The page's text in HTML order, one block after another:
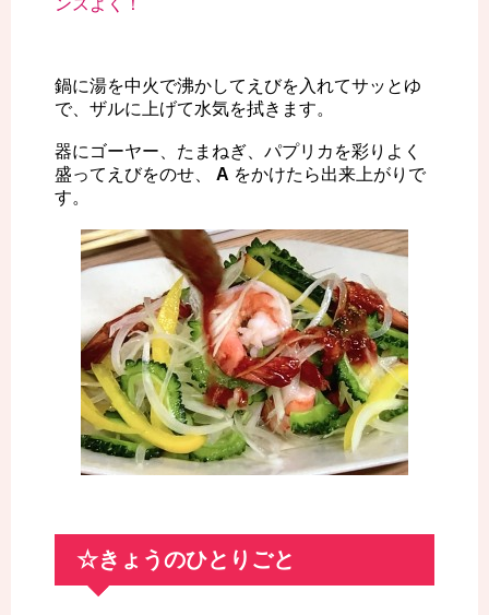
ンスよく！
鍋に湯を中火で沸かしてえびを入れてサッとゆ
で、ザルに上げて水気を拭きます。
器にゴーヤー、たまねぎ、パプリカを彩りよく
盛ってえびをのせ、 A をかけたら出来上がりで
す。
☆きょうのひとりごと